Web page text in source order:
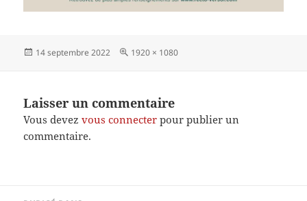
Publié
14 septembre 2022
Taille
1920 × 1080
Laisser un commentaire
Vous devezvous connecter pour publier un
commentaire.